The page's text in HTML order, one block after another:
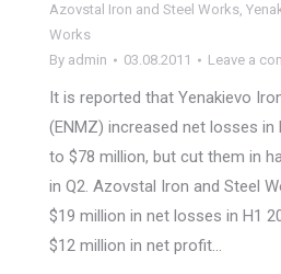
Azovstal Iron and Steel Works,
Works
By admin 03.08.2011 Leave a
It is reported that Yenakievo
(ENMZ) increased net losses in
to $78 million, but cut them in
in Q2. Azovstal Iron and Steel
$19 million in net losses in H1
$12 million in net profit…